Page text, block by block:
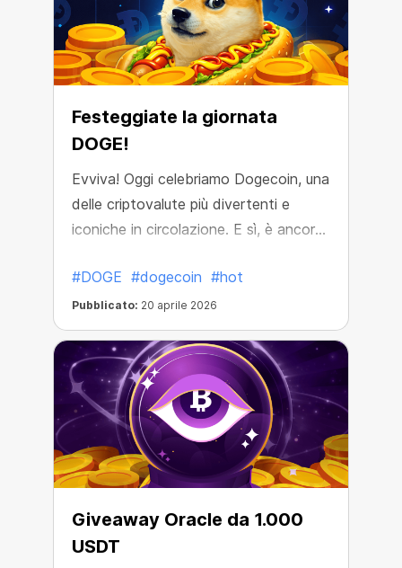
Festeggiate la giornata
DOGE!
Evviva! Oggi celebriamo Dogecoin, una
delle criptovalute più divertenti e
iconiche in circolazione. E sì, è ancora
#DOGE #dogecoin #hot
Pubblicato: 20 aprile 2026
Giveaway Oracle da 1.000
USDT